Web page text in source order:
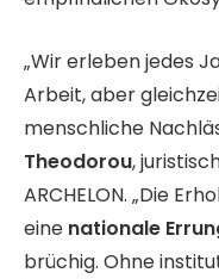
„Wir erleben jedes
Arbeit, aber
menschliche
Theodorou,
ARCHELON. „Die
eine nationale
brüchig. Ohne